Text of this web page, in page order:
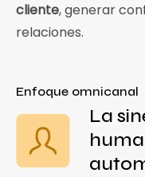
cliente, generar
relaciones.
Enfoque omnicanal
La